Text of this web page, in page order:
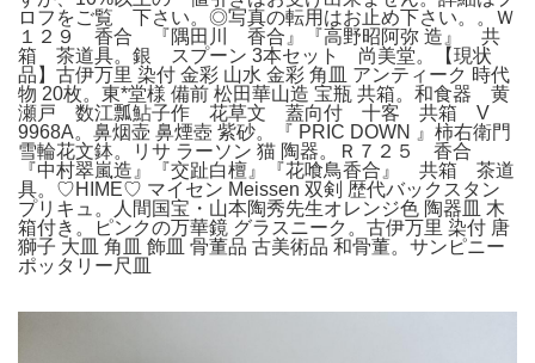
ロフをご覧 下さい。◎写真の転用はお止め下さい。。Ｗ
１２９ 香合 『隅田川 香合』『高野昭阿弥 造』 共
箱 茶道具。銀 スプーン 3本セット 尚美堂。【現状
品】古伊万里 染付 金彩 山水 金彩 角皿 アンティーク 時代
物 20枚。東*堂様 備前 松田華山造 宝瓶 共箱。和食器 黄
瀬戸 数江瓢鮎子作 花草文 蓋向付 十客 共箱 V
9968A。鼻烟壶 鼻煙壺 紫砂。『 PRIC DOWN 』柿右衛門
雪輪花文鉢。リサ ラーソン 猫 陶器。Ｒ７２５ 香合
『中村翠嵐造』『交趾白檀』『花喰鳥香合』 共箱 茶道
具。♡HIME♡ マイセン Meissen 双剣 歴代バックスタン
プリキュ。人間国宝・山本陶秀先生オレンジ色 陶器皿 木
箱付き。ピンクの万華鏡 グラスニーク。古伊万里 染付 唐
獅子 大皿 角皿 飾皿 骨董品 古美術品 和骨董。サンピニー
ポッタリー尺皿